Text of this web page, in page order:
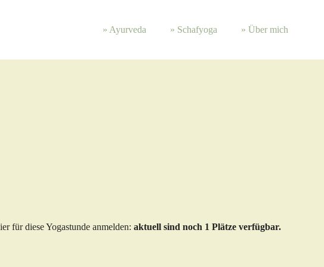
» Ayur­veda » Schafyoga » Über mich
für diese Yogastunde anmelden: aktuell sind noch 1 Plätze verfügbar.